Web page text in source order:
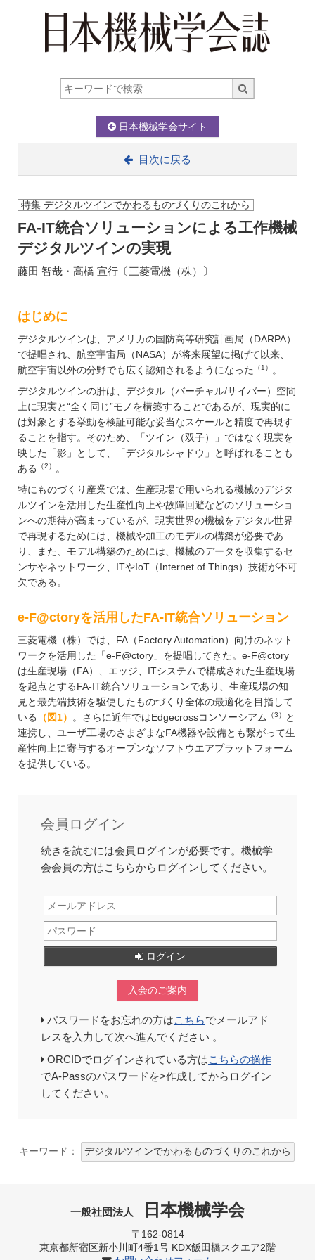
日本機械学会サイト
目次に戻る
特集 デジタルツインでかわるものづくりのこれから
FA-IT統合ソリューションによる工作機械
デジタルツインの実現
藤田 智哉・高橋 宣行〔三菱電機（株）〕
はじめに
デジタルツインは、アメリカの国防高等研究計画局（DARPA）
で提唱され、航空宇宙局（NASA）が将来展望に掲げて以来、
航空宇宙以外の分野でも広く認知されるようになった
（1） 。
デジタルツインの肝は、デジタル（バーチャル/サイバー）空間
上に現実と“全く同じ”モノを構築することであるが、現実的に
は対象とする挙動を検証可能な妥当なスケールと精度で再現す
ることを指す。そのため、「ツイン（双子）」ではなく現実を
映した「影」として、「デジタルシャドウ」と呼ばれることも
ある
（2） 。
特にものづくり産業では、生産現場で用いられる機械のデジタ
ルツインを活用した生産性向上や故障回避などのソリューショ
ンへの期待が高まっているが、現実世界の機械をデジタル世界
で再現するためには、機械や加工のモデルの構築が必要であ
り、また、モデル構築のためには、機械のデータを収集するセ
ンサやネットワーク、ITやIoT（Internet of Things）技術が不可
欠である。
e-F@ctoryを活用したFA-IT統合ソリューション
三菱電機（株）では、FA（Factory Automation）向けのネット
ワークを活用した「e-F@ctory」を提唱してきた。e-F@ctory
は生産現場（FA）、エッジ、ITシステムで構成された生産現場
を起点とするFA-IT統合ソリューションであり、生産現場の知
見と最先端技術を駆使したものづくり全体の最適化を目指して
いる
（図1） 。さらに近年ではEdgecrossコンソーシアム （3）
と
連携し、ユーザ工場のさまざまなFA機器や設備とも繋がって生
産性向上に寄与するオープンなソフトウエアプラットフォーム
を提供している。
会員ログイン
続きを読むには会員ログインが必要です。機械学
会会員の方はこちらからログインしてください。
ログイン
入会のご案内
パスワードをお忘れの方はこちらでメールアド
レスを入力して次へ進んでください 。
ORCIDでログインされている方はこちらの操作
でA-Passのパスワードを>作成してからログイン
してください。
キーワード： デジタルツインでかわるものづくりのこれから
一般社団法人 日本機械学会
〒162-0814
東京都新宿区新小川町4番1号 KDX飯田橋スクエア2階